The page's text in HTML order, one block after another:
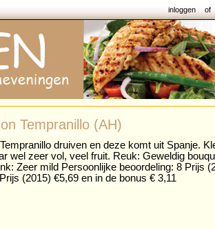
inloggen of
Tempranillo (AH)
druiven en deze komt uit Spanje.
wel zeer vol, veel fruit. Reuk: Geweldig
Zeer mild Persoonlijke beoordeling: 8 Prijs
(2015) €5,69 en in de bonus € 3,11